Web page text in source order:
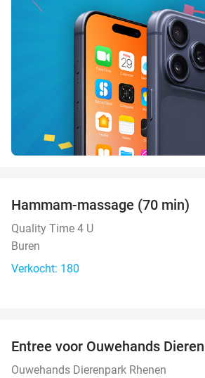
OUT
Hammam-massage (70 min)
Quality Time 4 U
Buren
Verkocht: 180
Entree voor Ouwehands
Ouwehands Dierenpark Rhenen